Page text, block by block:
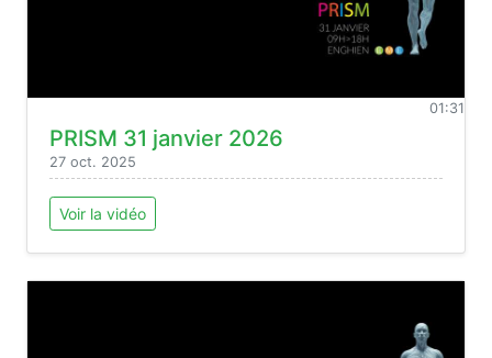
01:31
PRISM 31 janvier 2026
27 oct. 2025
Voir la vidéo